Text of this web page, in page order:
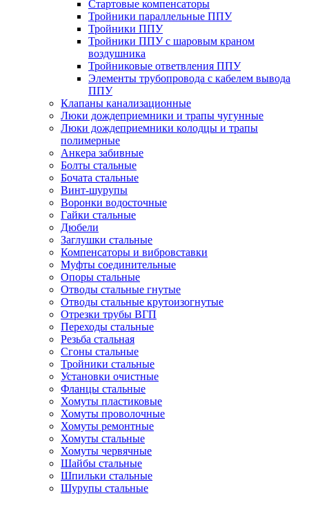
Стартовые компенсаторы
Тройники параллельные ППУ
Тройники ППУ
Тройники ППУ с шаровым краном
воздушника
Тройниковые ответвления ППУ
Элементы трубопровода с кабелем вывода
ППУ
Клапаны канализационные
Люки дождеприемники и трапы чугунные
Люки дождеприемники колодцы и трапы
полимерные
Анкера забивные
Болты стальные
Бочата стальные
Винт-шурупы
Воронки водосточные
Гайки стальные
Дюбели
Заглушки стальные
Компенсаторы и вибровставки
Муфты соединительные
Опоры стальные
Отводы стальные гнутые
Отводы стальные крутоизогнутые
Отрезки трубы ВГП
Переходы стальные
Резьба стальная
Сгоны стальные
Тройники стальные
Установки очистные
Фланцы стальные
Хомуты пластиковые
Хомуты проволочные
Хомуты ремонтные
Хомуты стальные
Хомуты червячные
Шайбы стальные
Шпильки стальные
Шурупы стальные